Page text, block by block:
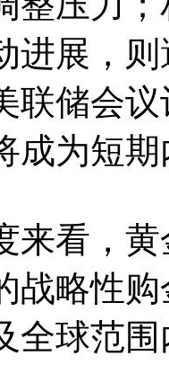
进展，
联储会
成为短
来看，
战略性
全球范